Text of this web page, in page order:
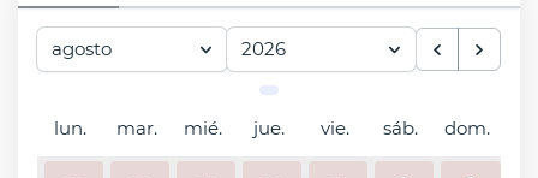
agosto 2026
lun. mar. mié. jue. vie. sáb. dom.